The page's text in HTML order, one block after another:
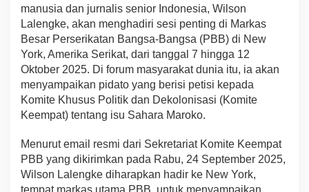
e
r
i
d
a
t
d
i
o
m
t
manusia dan jurnalis senior Indonesia, Wilson
Lalengke, akan menghadiri sesi penting di Markas
Besar Perserikatan Bangsa-Bangsa (PBB) di New
York, Amerika Serikat, dari tanggal 7 hingga 12
Oktober 2025. Di forum masyarakat dunia itu, ia akan
menyampaikan pidato yang berisi petisi kepada
Komite Khusus Politik dan Dekolonisasi (Komite
Keempat) tentang isu Sahara Maroko.
Menurut email resmi dari Sekretariat Komite Keempat
PBB yang dikirimkan pada Rabu, 24 September 2025,
Wilson Lalengke diharapkan hadir ke New York,
tempat markas utama PBB, untuk menyampaikan